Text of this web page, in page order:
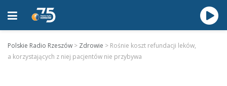
Polskie Radio Rzeszów > Zdrowie > Rośnie koszt refundacji leków,
a korzystających z niej pacjentów nie przybywa